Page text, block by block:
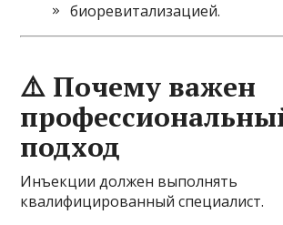
биоревитализацией.
⚠️ Почему важен
подход
Инъекции должен выполнять
квалифицированный специалист.